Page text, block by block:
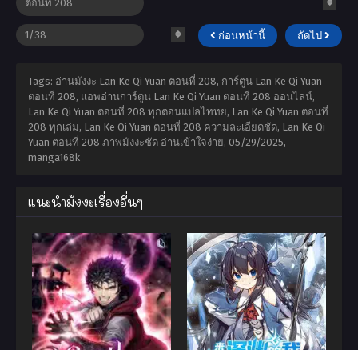
ก่อนหน้านี้ ถัดไป
Tags: อ่านมังงะ Lan Ke Qi Yuan ตอนที่ 208, การ์ตูน Lan Ke Qi Yuan
ตอนที่ 208, แอพอ่านการ์ตูน Lan Ke Qi Yuan ตอนที่ 208 ออนไลน์,
Lan Ke Qi Yuan ตอนที่ 208 ทุกตอนแปลไททย, Lan Ke Qi Yuan ตอนที่
208 ทุกเล่ม, Lan Ke Qi Yuan ตอนที่ 208 ความละเอียดชัด, Lan Ke Qi
Yuan ตอนที่ 208 ภาพมังงะชัด อ่านเข้าใจง่าย, 05/29/2025,
manga168k
แนะนำมังงะเรื่องอื่นๆ